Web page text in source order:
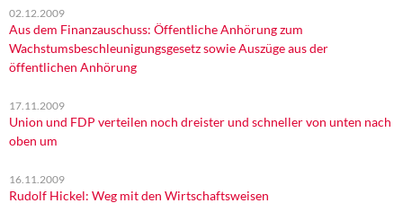
02.12.2009
Aus dem Finanzauschuss: Öffentliche Anhörung zum
Wachstumsbeschleunigungsgesetz sowie Auszüge aus der
öffentlichen Anhörung
17.11.2009
Union und FDP verteilen noch dreister und schneller von unten nach
oben um
16.11.2009
Rudolf Hickel: Weg mit den Wirtschaftsweisen